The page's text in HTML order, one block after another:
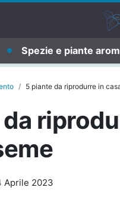
Spezie e piante
5 piante da riprodurre in
Aprile 2023